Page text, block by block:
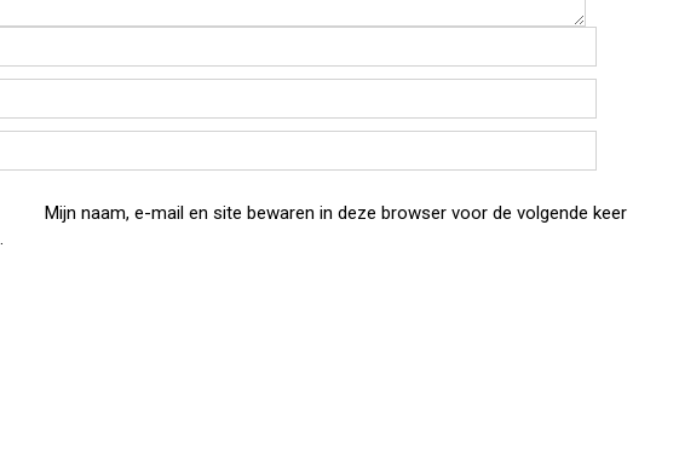
Mijn naam, e-mail en site bewaren in deze browser voor de volgende keer